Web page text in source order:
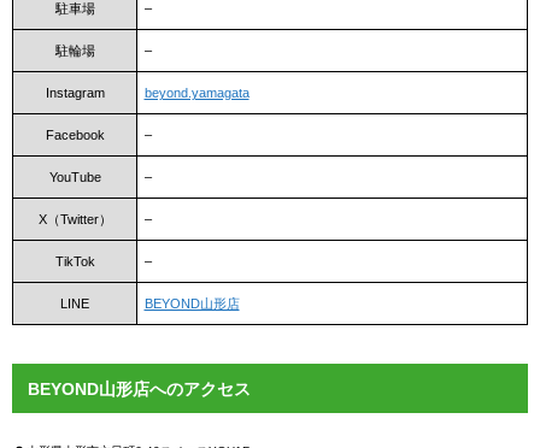
駐車場 –
駐輪場 –
Instagram beyond.yamagata
Facebook –
YouTube –
X（Twitter） –
TikTok –
LINE BEYOND山形店
BEYOND山形店へのアクセス